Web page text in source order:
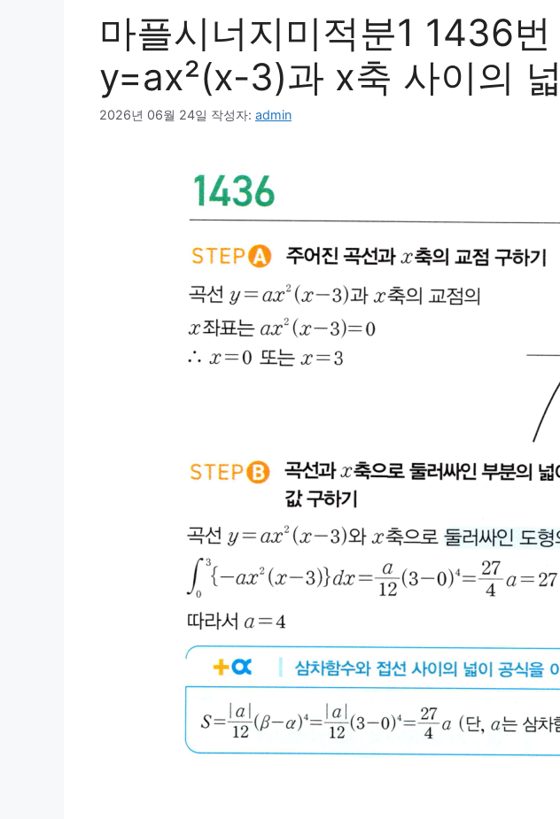
마플시너지미적분1 1436
y=ax²(x-3)과 x축 사이의
2026년 06월 24일 작성자: admin